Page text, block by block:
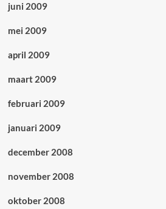
juni 2009
mei 2009
april 2009
maart 2009
februari 2009
januari 2009
december 2008
november 2008
oktober 2008